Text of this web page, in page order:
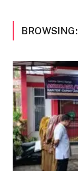
BROWSING: